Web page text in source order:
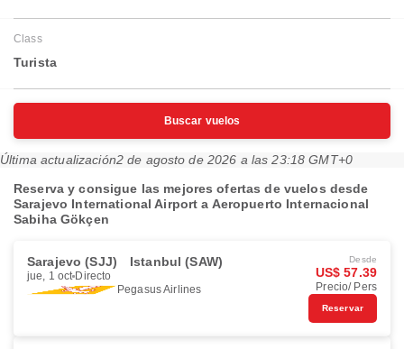
Class
Turista
Buscar vuelos
Última actualización2 de agosto de 2026 a las 23:18 GMT+0
Reserva y consigue las mejores ofertas de vuelos desde
Sarajevo International Airport a Aeropuerto Internacional
Sabiha Gökçen
Sarajevo (SJJ) Istanbul (SAW)
jue, 1 oct Directo
Pegasus Airlines
Desde
US$ 57.39
Precio/ Pers
Reservar